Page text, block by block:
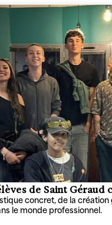
de Saint
concret, de la création
le monde professionnel.